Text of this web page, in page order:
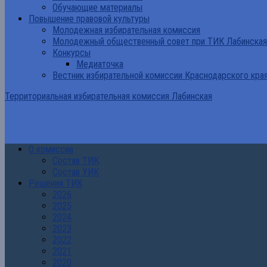
Обучающие материалы
Повышение правовой культуры
Молодежная избирательная комиссия
Молодежный общественный совет при ТИК Лабинская
Конкурсы
Медиаточка
Вестник избирательной комиссии Краснодарского
Территориальная избирательная комиссия Лабинская
О комиссии
Состав ТИК
Состав УИК
Решения ТИК
2026
2025
2024
2023
2022
2021
2020